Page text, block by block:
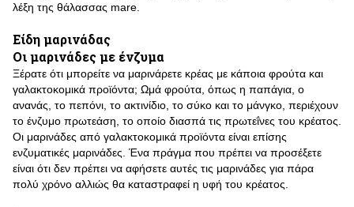
λέξη της θάλασσας mare.
Είδη μαρινάδας
Οι μαρινάδες με ένζυμα
Ξέρατε ότι μπορείτε να μαρινάρετε κρέας με κάποια φρούτα και
γαλακτοκομικά προϊόντα; Ωμά φρούτα, όπως η παπάγια, ο
ανανάς, το πεπόνι, το ακτινίδιο, το σύκο και το μάνγκο, περιέχουν
το ένζυμο πρωτεάση, το οποίο διασπά τις πρωτεΐνες του κρέατος.
Οι μαρινάδες από γαλακτοκομικά προϊόντα είναι επίσης
ενζυματικές μαρινάδες. Ένα πράγμα που πρέπει να προσέξετε
είναι ότι δεν πρέπει να αφήσετε αυτές τις μαρινάδες για πάρα
πολύ χρόνο αλλιώς θα καταστραφεί η υφή του κρέατος.